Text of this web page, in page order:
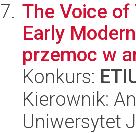
The Voice of
Early
przemoc w
Konkurs:
Kierownik:
Uniwersytet